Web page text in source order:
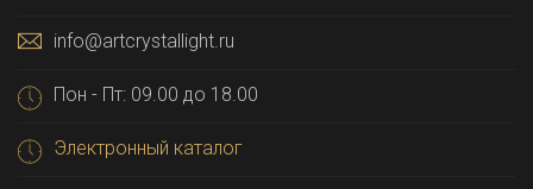
info@artcrystallight.ru
Пон - Пт: 09.00 до 18.00
Электронный каталог